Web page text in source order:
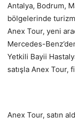
Antalya, Bodrum,
bölgelerinde
Anex Tour, yeni
Mercedes-
Yetkili Bayii
satışla Anex Tour,
Anex Tour, satın